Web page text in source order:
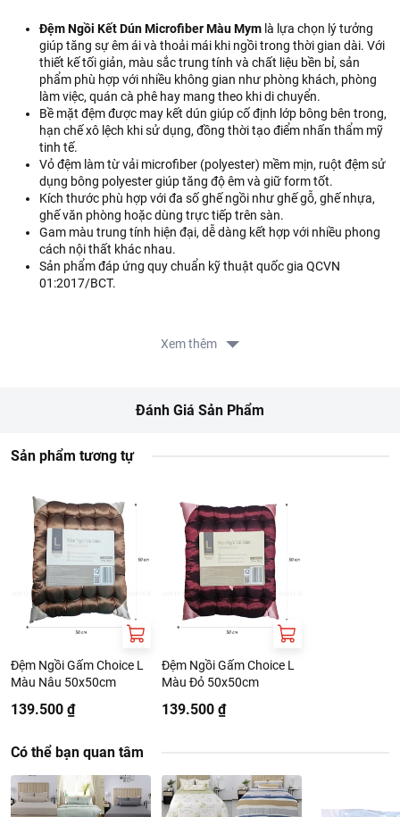
Đệm Ngồi Kết Dún Microfiber Màu Mym là lựa chọn lý tưởng
giúp tăng sự êm ái và thoải mái khi ngồi trong thời gian dài. Với
thiết kế tối giản, màu sắc trung tính và chất liệu bền bỉ, sản
phẩm phù hợp với nhiều không gian như phòng khách, phòng
làm việc, quán cà phê hay mang theo khi di chuyển.
Bề mặt đệm được may kết dún giúp cố định lớp bông bên trong,
hạn chế xô lệch khi sử dụng, đồng thời tạo điểm nhấn thẩm mỹ
tinh tế.
Vỏ đệm làm từ vải microfiber (polyester) mềm mịn, ruột đệm sử
dụng bông polyester giúp tăng độ êm và giữ form tốt.
Kích thước phù hợp với đa số ghế ngồi như ghế gỗ, ghế nhựa,
ghế văn phòng hoặc dùng trực tiếp trên sàn.
Gam màu trung tính hiện đại, dễ dàng kết hợp với nhiều phong
cách nội thất khác nhau.
Sản phẩm đáp ứng quy chuẩn kỹ thuật quốc gia QCVN
01:2017/BCT.
Kích thước: 40x40x3cm
Giặt ở nhiệt độ dưới 30 độ C.
Ủi ở nhiệt độ dưới 120 độ C.
Nên giặt trước khi sử dụng, giặt xong phơi ngay không nên
ngâm ẩm lâu.
Thông tin nhà cung cấp:
Tên công ty: CÔNG TY CỔ PHẦN MYM VIỆT NAM
Địa chỉ: 84/86/8 Tân Sơn Nhì, Phường Tân Sơn Nhì, TP Hồ Chí
Xem thêm
Đánh Giá Sản Phẩm
Sản phẩm tương tự
Đệm Ngồi Gấm Choice L
Màu Nâu 50x50cm
139.500 ₫
Đệm Ngồi Gấm Choice L
Màu Đỏ 50x50cm
139.500 ₫
Có thể bạn quan tâm